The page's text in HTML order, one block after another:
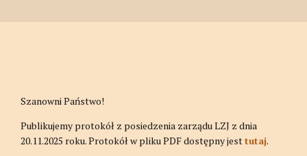
Szanowni Państwo!
Publikujemy protokół z posiedzenia zarządu LZJ z dnia
20.11.2025 roku. Protokół w pliku PDF dostępny jesttutaj.